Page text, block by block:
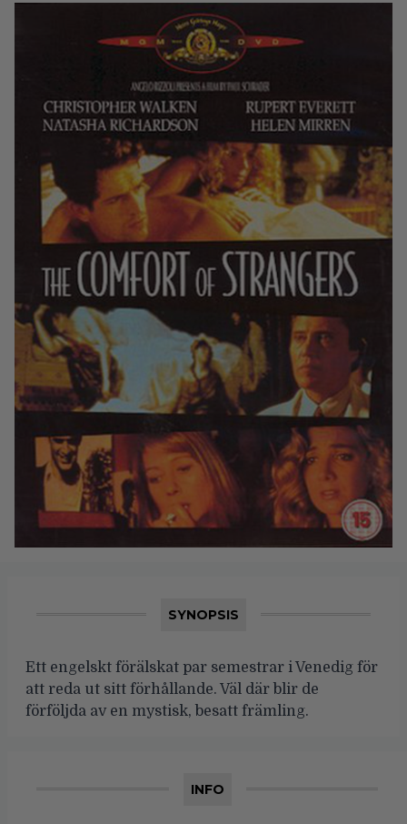
SYNOPSIS
Ett engelskt förälskat par semestrar i Venedig för
att reda ut sitt förhållande. Väl där blir de
förföljda av en mystisk, besatt främling.
INFO